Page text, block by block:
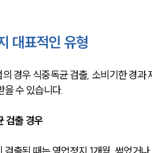
대표적인 유형
경우 식중독균 검출, 소비기한 경과
을 수 있습니다.
검출 경우